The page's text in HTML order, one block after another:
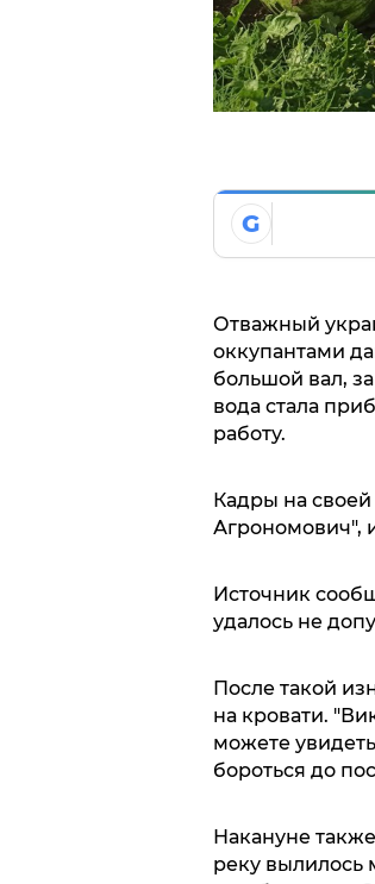
G
Отважный
оккупантами
большой вал,
вода стала
работу.
Кадры на
Агрономович",
Источник
удалось не
После такой
на кровати.
можете
бороться до
Накануне
реку вылилось